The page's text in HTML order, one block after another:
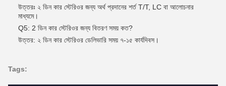
উত্তরঃ ২ ডিন কার স্টেরিওর জন্য অর্থ প্রদানের শর্ত T/T, LC বা আলোচনার
মাধ্যমে।
Q5: 2 ডিন কার স্টেরিওর জন্য বিতরণ সময় কত?
উত্তর: ২ ডিন কার স্টেরিওর ডেলিভারি সময় ৭-১৫ কার্যদিবস।
Tags: